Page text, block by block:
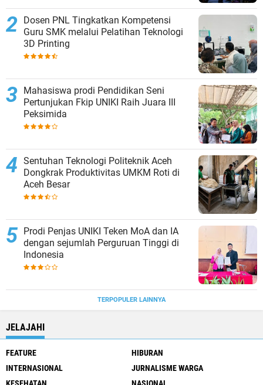
Dosen PNL Tingkatkan Kompetensi
Guru SMK melalui Pelatihan Teknologi
3D Printing
Mahasiswa prodi Pendidikan Seni
Pertunjukan Fkip UNIKI Raih Juara III
Peksimida
Sentuhan Teknologi Politeknik Aceh
Dongkrak Produktivitas UMKM Roti di
Aceh Besar
Prodi Penjas UNIKI Teken MoA dan IA
dengan sejumlah Perguruan Tinggi di
Indonesia
TERPOPULER LAINNYA
JELAJAHI
FEATURE
HIBURAN
INTERNASIONAL
JURNALISME WARGA